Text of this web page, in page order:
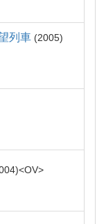
列車
2005
OV